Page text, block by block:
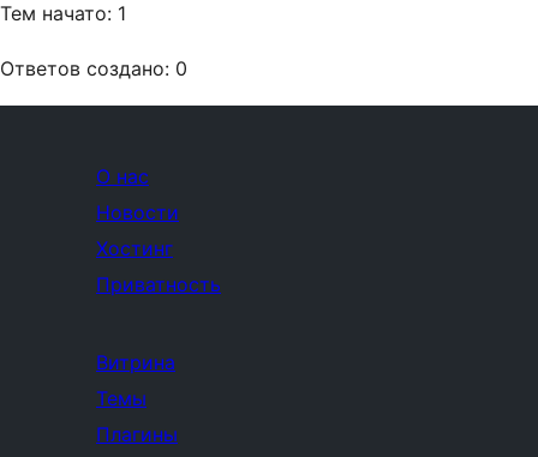
Тем начато: 1
Ответов создано: 0
О нас
Новости
Хостинг
Приватность
Витрина
Темы
Плагины